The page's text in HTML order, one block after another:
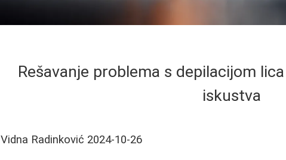
Rešavanje problema s depilacijom
iskustva
Vidna Radinković 2024-10-26